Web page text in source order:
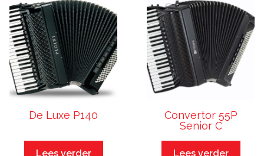
De Luxe P140
Lees verder
Convertor 55P
Senior C
Lees verder